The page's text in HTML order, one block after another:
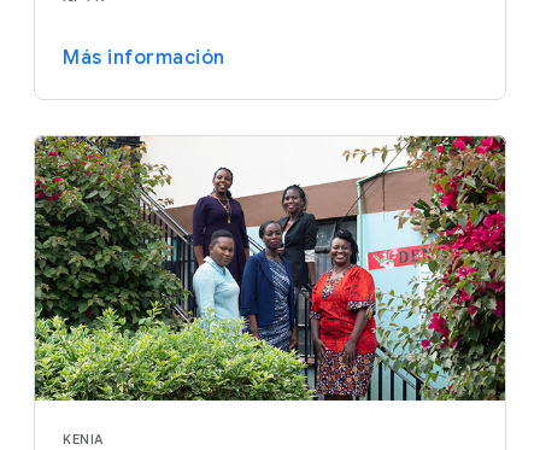
Más información
KENIA